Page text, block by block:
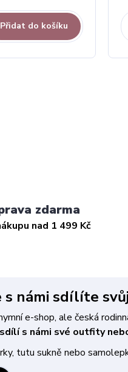
Přidat do košíku
zdarma
nad 1 499 Kč
s námi sdílíte
e-shop, ale česká
s námi své outfity
tutu sukně nebo